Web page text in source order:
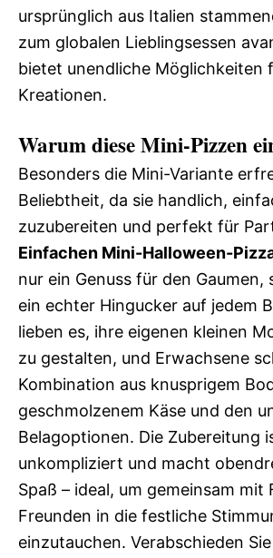
ursprünglich aus Italien
zum globalen Lieblingsessen
bietet unendliche Möglichkeiten
Kreationen.
Warum diese Mini-Pizzen
Besonders die Mini-Variante
Beliebtheit, da sie handlich,
zuzubereiten und perfekt für
Einfachen Mini-Halloween-
nur ein Genuss für den Gaumen,
ein echter Hingucker auf jedem
lieben es, ihre eigenen kleinen
zu gestalten, und Erwachsene
Kombination aus knusprigem
geschmolzenem Käse und den
Belagoptionen. Die Zubereitung
unkompliziert und macht
Spaß – ideal, um gemeinsam mit
Freunden in die festliche
einzutauchen. Verabschieden